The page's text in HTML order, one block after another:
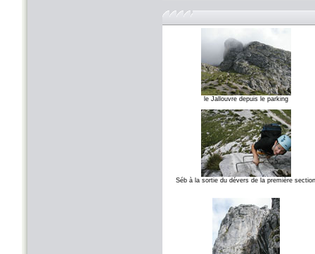
le Jallouvre depuis le parking
Séb à la sortie du dévers de la première section